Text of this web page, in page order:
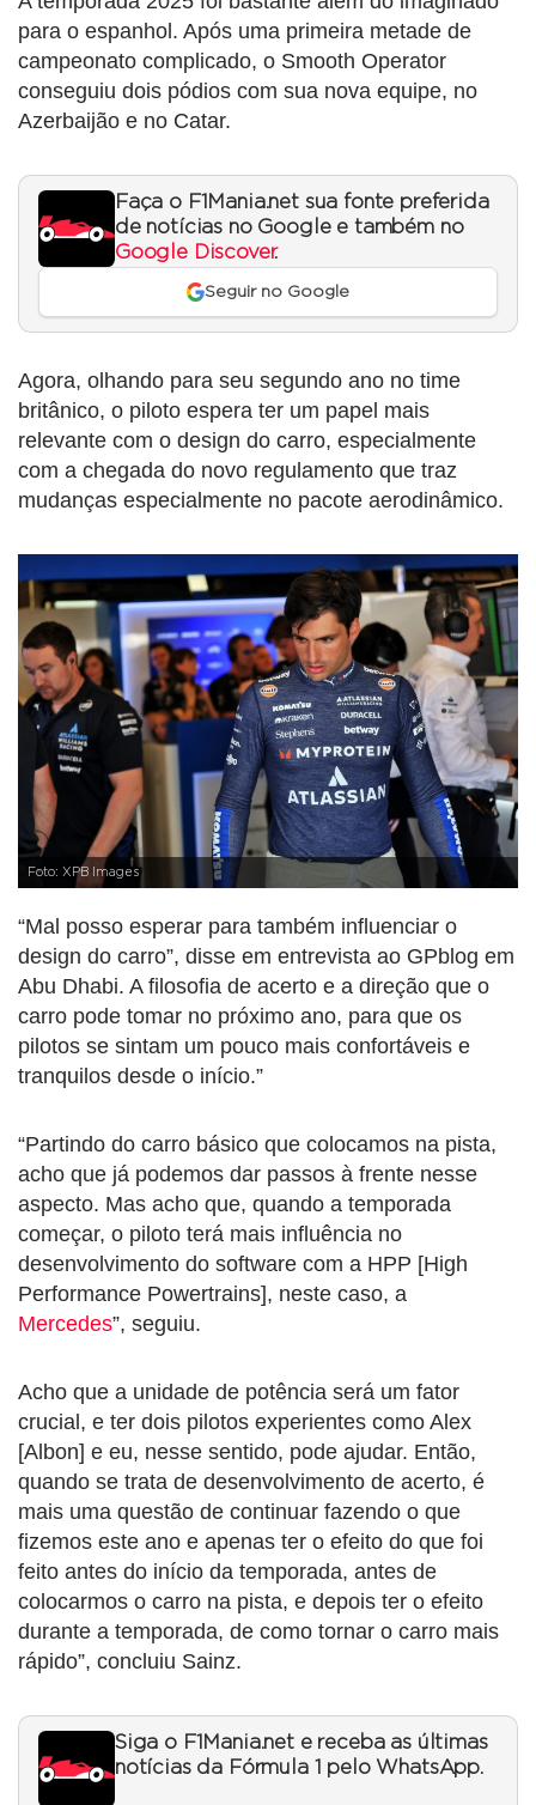
para o espanhol. Após uma primeira metade de
campeonato complicado, o Smooth Operator
conseguiu dois pódios com sua nova equipe, no
Azerbaijão e no Catar.
Faça o F1Mania.net sua fonte preferida
de notícias no Google e também no
Google Discover.
Seguir no Google
Agora, olhando para seu segundo ano no time
britânico, o piloto espera ter um papel mais
relevante com o design do carro, especialmente
com a chegada do novo regulamento que traz
mudanças especialmente no pacote aerodinâmico.
Foto: XPB Images
“Mal posso esperar para também influenciar o
design do carro”, disse em entrevista ao GPblog em
Abu Dhabi. A filosofia de acerto e a direção que o
carro pode tomar no próximo ano, para que os
pilotos se sintam um pouco mais confortáveis ​​e
tranquilos desde o início.”
“Partindo do carro básico que colocamos na pista,
acho que já podemos dar passos à frente nesse
aspecto. Mas acho que, quando a temporada
começar, o piloto terá mais influência no
desenvolvimento do software com a HPP [High
Performance Powertrains], neste caso, a
Mercedes”, seguiu.
Acho que a unidade de potência será um fator
crucial, e ter dois pilotos experientes como Alex
[Albon] e eu, nesse sentido, pode ajudar. Então,
quando se trata de desenvolvimento de acerto, é
mais uma questão de continuar fazendo o que
fizemos este ano e apenas ter o efeito do que foi
feito antes do início da temporada, antes de
colocarmos o carro na pista, e depois ter o efeito
durante a temporada, de como tornar o carro mais
rápido”, concluiu Sainz.
Siga o F1Mania.net e receba as últimas
notícias da Fórmula 1 pelo WhatsApp.